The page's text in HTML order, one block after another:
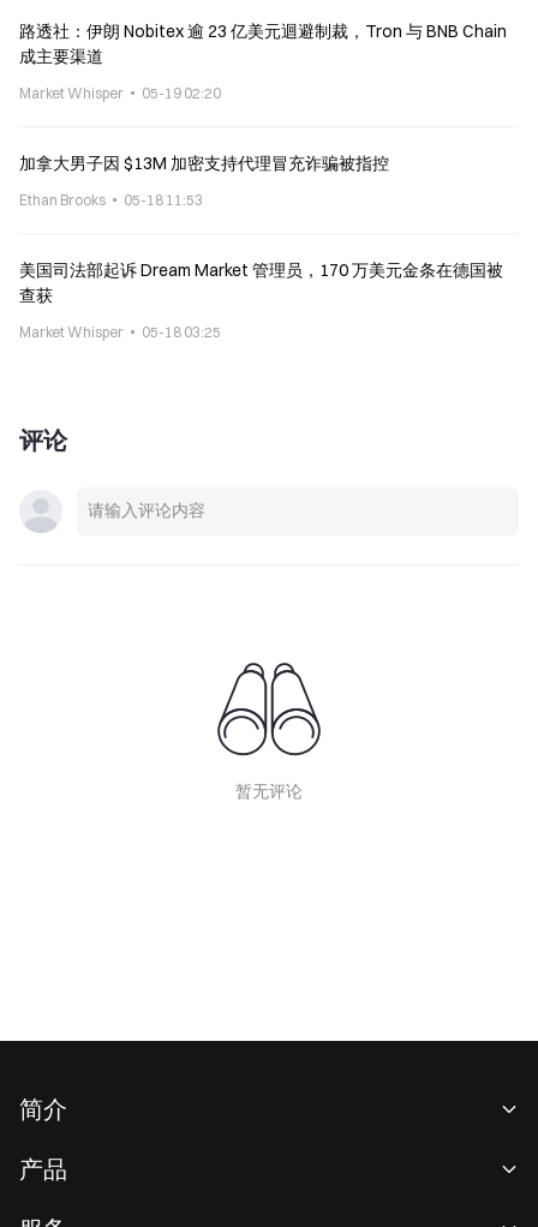
路透社：伊朗 Nobitex 逾 23 亿美元迴避制裁，Tron 与 BNB Chain
成主要渠道
Market Whisper 05-19 02:20
加拿大男子因 $13M 加密支持代理冒充诈骗被指控
Ethan Brooks 05-18 11:53
美国司法部起诉 Dream Market 管理员，170 万美元金条在德国被
查获
Market Whisper 05-18 03:25
评论
暂无评论
简介
产品